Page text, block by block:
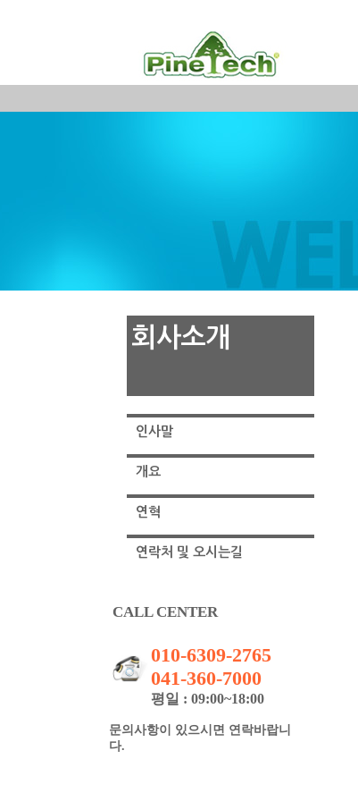
회사소개
인사말
개요
연혁
연락처 및 오시는길
CALL CENTER
010-6309-2765
041-360-7000
평일 : 09:00~18:00
문의사항이 있으시면 연락바랍니
다.